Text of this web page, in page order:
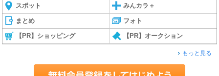
スポット みんカラ＋
まとめ フォト
【PR】ショッピング 【PR】オークション
もっと見る